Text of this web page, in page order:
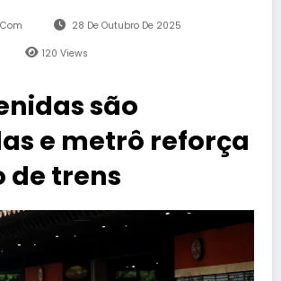
28 De Outubro De 2025
120 Views
são
e metrô reforça
de trens